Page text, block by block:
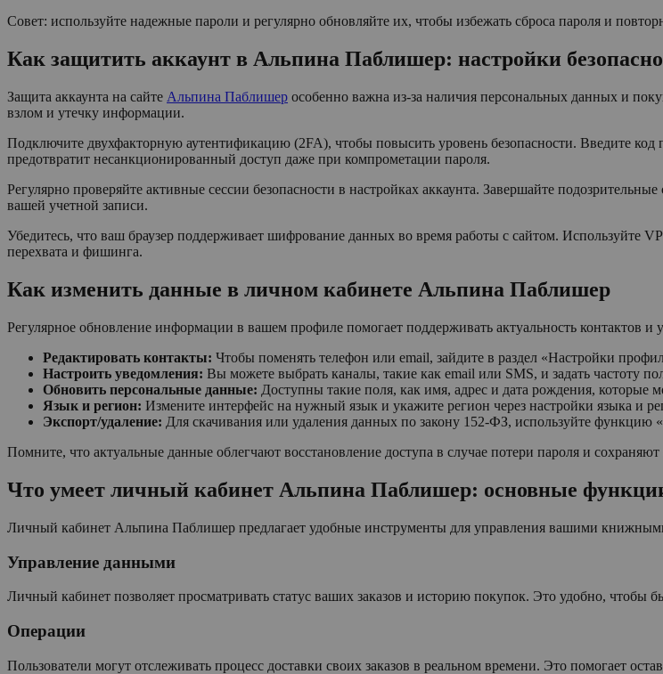
Совет: используйте надежные пароли и регулярно обновляйте их, чтобы избежать сброса пароля и
Как защитить аккаунт в Альпина Паблишер: настройки
Защита аккаунта на сайте Альпина Паблишер особенно важна из-за наличия персональных данных и
взлом и утечку информации.
Подключите двухфакторную аутентификацию (2FA), чтобы повысить уровень безопасности. Введите код
предотвратит несанкционированный доступ даже при компрометации пароля.
Регулярно проверяйте активные сессии безопасности в настройках аккаунта. Завершайте
вашей учетной записи.
Убедитесь, что ваш браузер поддерживает шифрование данных во время работы с сайтом.
перехвата и фишинга.
Как изменить данные в личном кабинете Альпина Паблишер
Регулярное обновление информации в вашем профиле помогает поддерживать актуальность контактов и
Редактировать контакты: Чтобы поменять телефон или email, зайдите в раздел «Настройки
Настроить уведомления: Вы можете выбрать каналы, такие как email или SMS, и задать частоту
Обновить персональные данные: Доступны такие поля, как имя, адрес и дата рождения, которые
Язык и регион: Измените интерфейс на нужный язык и укажите регион через настройки языка и
Экспорт/удаление: Для скачивания или удаления данных по закону 152-ФЗ, используйте функцию
Помните, что актуальные данные облегчают восстановление доступа в случае потери пароля и сохраняют
Что умеет личный кабинет Альпина Паблишер: основные
Личный кабинет Альпина Паблишер предлагает удобные инструменты для управления вашими
Управление данными
Личный кабинет позволяет просматривать статус ваших заказов и историю покупок. Это удобно,
Операции
Пользователи могут отслеживать процесс доставки своих заказов в реальном времени. Это помогает